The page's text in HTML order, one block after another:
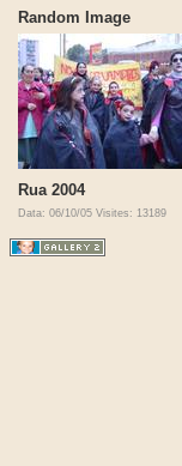
Random Image
Rua 2004
Data: 06/10/05 Visites: 13189